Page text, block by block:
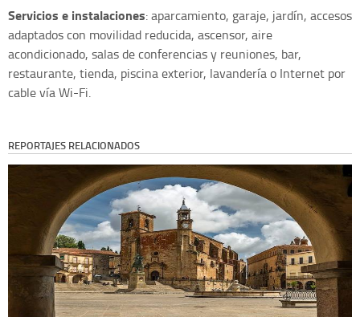
Servicios e instalaciones: aparcamiento, garaje, jardín, accesos
adaptados con movilidad reducida, ascensor, aire
acondicionado, salas de conferencias y reuniones, bar,
restaurante, tienda, piscina exterior, lavandería o Internet por
cable vía Wi-Fi.
REPORTAJES RELACIONADOS